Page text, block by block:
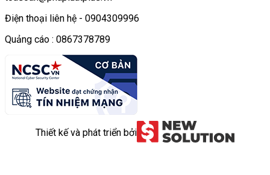
Điện thoại liên hệ - 0904309996
Quảng cáo : 0867378789
Thiết kế và phát triển bởi